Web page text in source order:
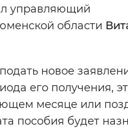
управляющий
области
новое
его получения,
месяце или
пособия будет